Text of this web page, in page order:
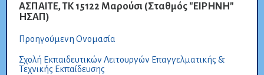
ΑΣΠΑΙΤΕ, ΤΚ 15122 Μαρούσι (Σταθμός "ΕΙΡΗΝΗ"
ΗΣΑΠ)
Προηγούμενη Ονομασία
Σχολή Εκπαιδευτικών Λειτουργών Επαγγελματικής &
Τεχνικής Εκπαίδευσης